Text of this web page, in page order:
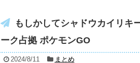
もしかしてシャドウカイリキ
ーク占拠 ポケモンGO
2024/8/11 まとめ